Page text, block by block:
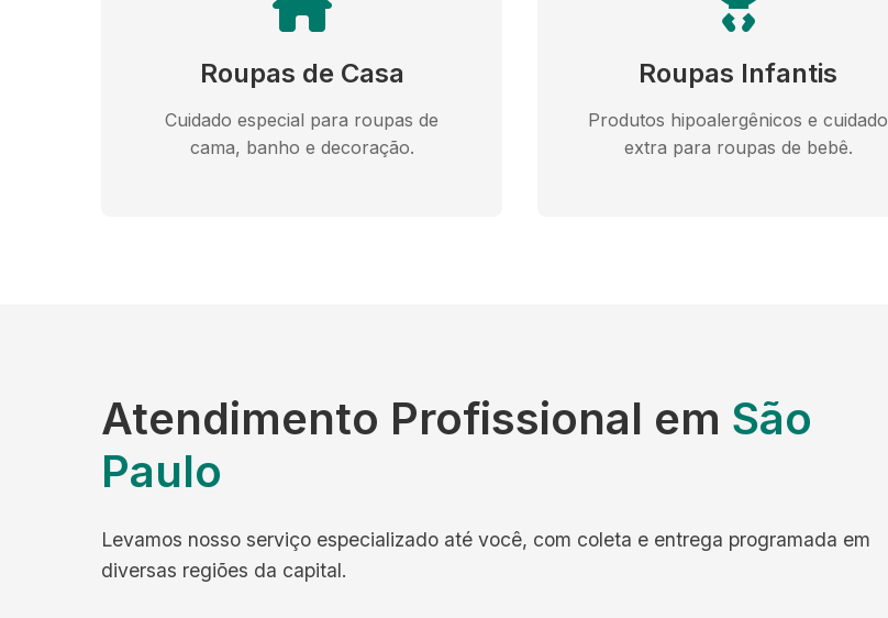
Roupas de Casa
Cuidado especial para roupas de
cama, banho e decoração.
Roupas Infantis
Produtos hipoalergênicos e cuidado
extra para roupas de bebê.
Atendimento Profissional em São
Paulo
Levamos nosso serviço especializado até você, com coleta e entrega programada em
diversas regiões da capital.